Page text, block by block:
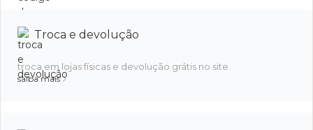
Troca e devolução
troca em lojas físicas e devolução grátis no site.
saiba mais